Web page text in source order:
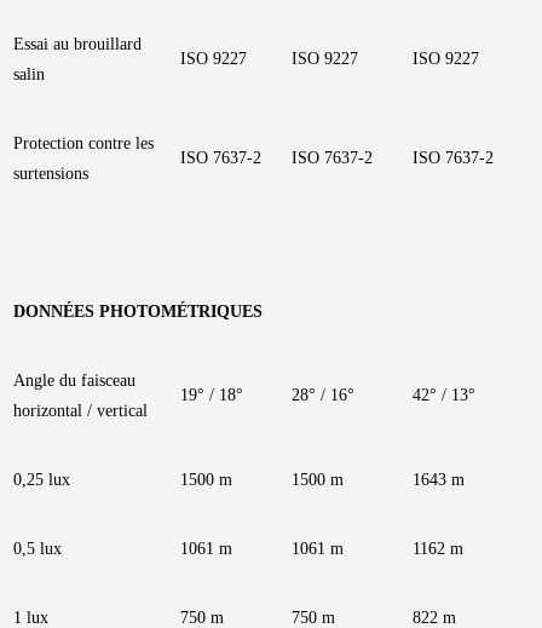
Essai au brouillard
salin
ISO 9227 ISO 9227 ISO 9227
Protection contre les
surtensions
ISO 7637-2 ISO 7637-2 ISO 7637-2
DONNÉES PHOTOMÉTRIQUES
Angle du faisceau
horizontal / vertical
19° / 18° 28° / 16° 42° / 13°
0,25 lux 1500 m 1500 m 1643 m
0,5 lux 1061 m 1061 m 1162 m
1 lux 750 m 750 m 822 m